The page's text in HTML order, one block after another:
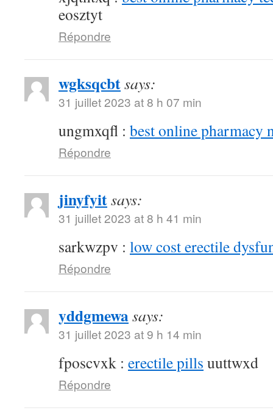
eosztyt
Répondre
wgksqcbtsays:
31 juillet 2023 at 8 h 07 min
ungmxqfl : best online pharmacy
Répondre
jinyfyitsays:
31 juillet 2023 at 8 h 41 min
sarkwzpv : low cost erectile
Répondre
yddgmewasays:
31 juillet 2023 at 9 h 14 min
fposcvxk : erectile pills uuttwxd
Répondre